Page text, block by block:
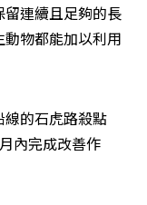
連續且足夠的長
物都能加以利用
的石虎路殺點
內完成改善作